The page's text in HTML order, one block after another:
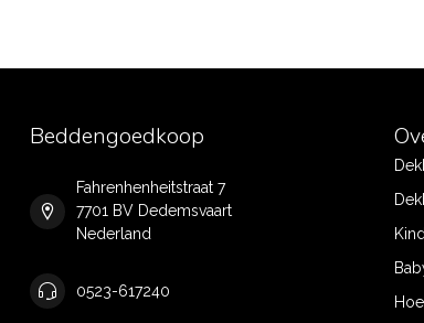
Beddengoedkoop
Fahrenhenheitstraat 7
7701 BV Dedemsvaart
Nederland
0523-617240